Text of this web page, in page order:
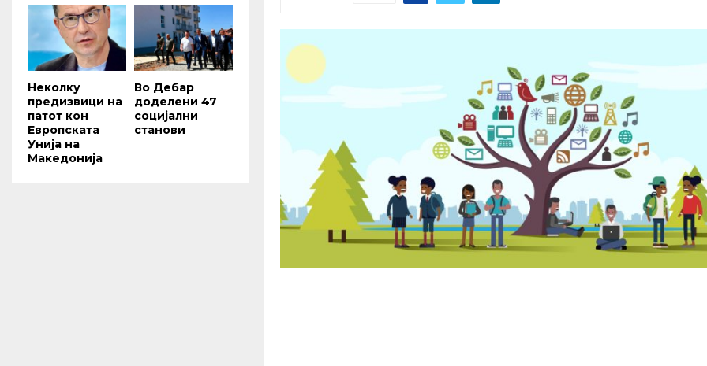
Неколку
предизвици на
патот кон
Европската
Унија на
Македонија
Во Дебар
доделени 47
социјални
станови